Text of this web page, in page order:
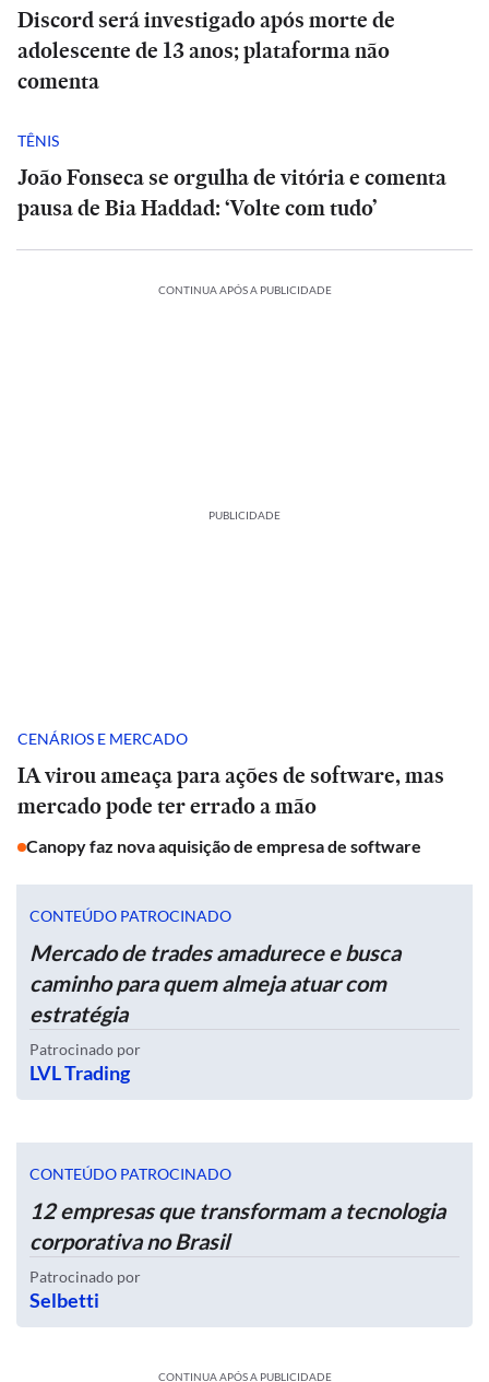
Discord será investigado após morte de
adolescente de 13 anos; plataforma não
comenta
TÊNIS
João Fonseca se orgulha de vitória e comenta
pausa de Bia Haddad: ‘Volte com tudo’
CONTINUA APÓS A PUBLICIDADE
PUBLICIDADE
CENÁRIOS E MERCADO
IA virou ameaça para ações de software, mas
mercado pode ter errado a mão
Canopy faz nova aquisição de empresa de software
CONTEÚDO PATROCINADO
Mercado de trades amadurece e busca
caminho para quem almeja atuar com
estratégia
Patrocinado por
LVL Trading
CONTEÚDO PATROCINADO
12 empresas que transformam a tecnologia
corporativa no Brasil
Patrocinado por
Selbetti
CONTINUA APÓS A PUBLICIDADE